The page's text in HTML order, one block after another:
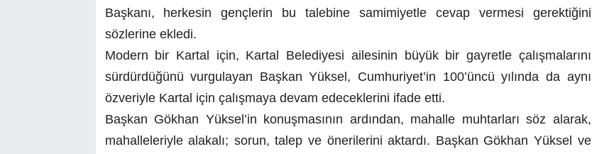
Başkanı, herkesin gençlerin bu talebine samimiyetle cevap vermesi gerektiğini
sözlerine ekledi.
Modern bir Kartal için, Kartal Belediyesi ailesinin büyük bir gayretle çalışmalarını
sürdürdüğünü vurgulayan Başkan Yüksel, Cumhuriyet’in 100’üncü yılında da aynı
özveriyle Kartal için çalışmaya devam edeceklerini ifade etti.
Başkan Gökhan Yüksel’in konuşmasının ardından, mahalle muhtarları söz alarak,
mahalleleriyle alakalı; sorun, talep ve önerilerini aktardı. Başkan Gökhan Yüksel ve